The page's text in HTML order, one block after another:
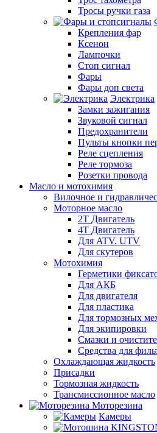
Тросы ручки газа
Крепления фар
Ксенон
Лампочки
Стоп сигнал
Фары
Фары доп света
Электрика
Замки зажигания
Звуковой сигнал
Предохранители
Пульты кнопки
Реле сцепления
Реле тормоза
Розетки провода
Масло и мотохимия
Вилочное и
Моторное масло
2Т Двигатель
4Т Двигатель
Для ATV. UTV
Для скутеров
Мотохимия
Герметики
Для АКБ
Для двигателя
Для пластика
Для тормозных
Для экипировки
Смазки и
Средства для
Охлаждающая жидкость
Присадки
Тормозная жидкость
Трансмиссионное масло
Моторезина
Камеры